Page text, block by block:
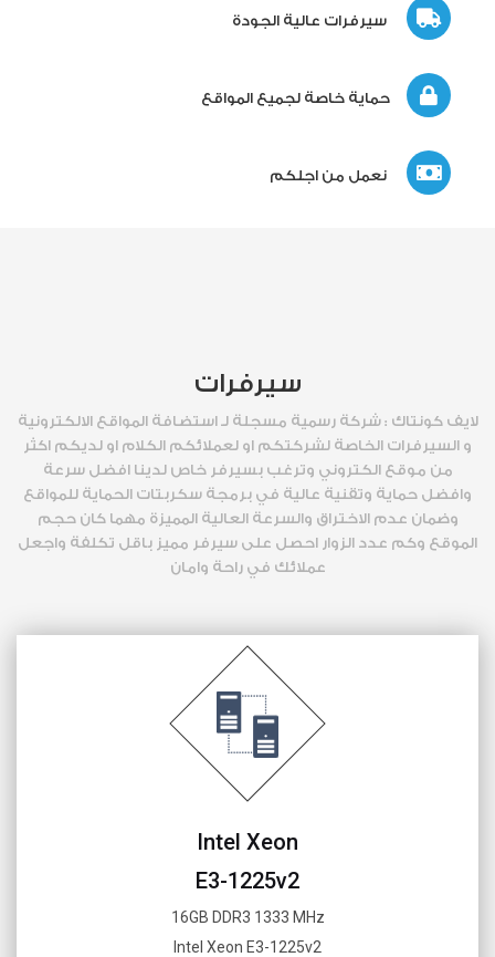
سيرفرات عالية الجودة
حماية خاصة لجميع المواقع
نعمل من اجلكم
سيرفرات
لايف كونتاك : شركة رسمية مسجلة لـ استضافة المواقع الالكترونية
و السيرفرات الخاصة لشركتكم او لعملائكم الكلام او لديكم اكثر
من موقع الكتروني وترغب بسيرفر خاص لدينا افضل سرعة
وافضل حماية وتقنية عالية في برمجة سكربتات الحماية للمواقع
وضمان عدم الاختراق والسرعة العالية المميزة مهما كان حجم
الموقع وكم عدد الزوار احصل على سيرفر مميز باقل تكلفة واجعل
عملائك في راحة وامان
Intel Xeon
E3-1225v2
16GB DDR3 1333 MHz
Intel Xeon E3-1225v2